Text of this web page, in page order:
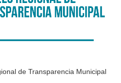
de Transparencia Municipal